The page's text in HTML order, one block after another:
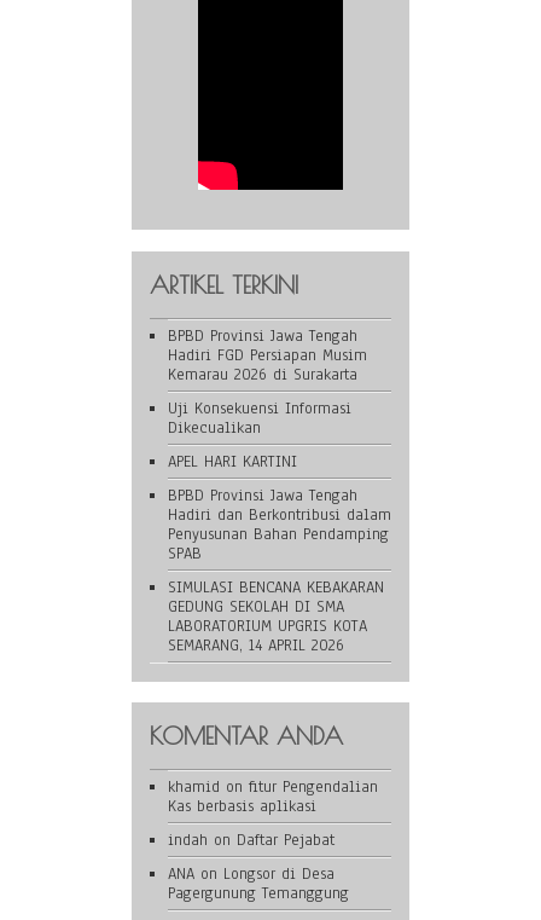
ARTIKEL TERKINI
BPBD Provinsi Jawa Tengah
Hadiri FGD Persiapan Musim
Kemarau 2026 di Surakarta
Uji Konsekuensi Informasi
Dikecualikan
APEL HARI KARTINI
BPBD Provinsi Jawa Tengah
Hadiri dan Berkontribusi dalam
Penyusunan Bahan Pendamping
SPAB
SIMULASI BENCANA KEBAKARAN
GEDUNG SEKOLAH DI SMA
LABORATORIUM UPGRIS KOTA
SEMARANG, 14 APRIL 2026
KOMENTAR ANDA
khamid on fitur Pengendalian
Kas berbasis aplikasi
indah on Daftar Pejabat
ANA on Longsor di Desa
Pagergunung Temanggung